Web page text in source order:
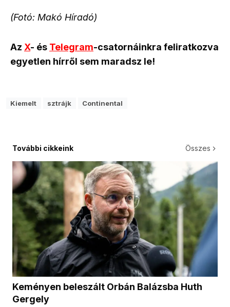
(Fotó: Makó Híradó)
Az X- és Telegram-csatornáinkra feliratkozva
egyetlen hírről sem maradsz le!
Kiemelt sztrájk Continental
További cikkeink Összes
Keményen beleszált Orbán Balázsba Huth
Gergely